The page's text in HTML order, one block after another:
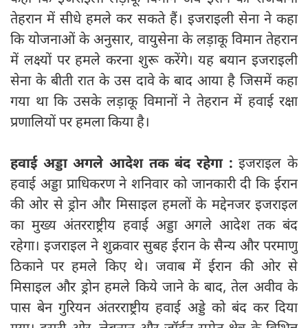
तेहरान में सीधे हमले कर सकते हैं। इजराइली सेना ने कहा
कि योजनाओं के अनुसार, वायुसेना के लड़ाकू विमान तेहरान
में लक्ष्यों पर हमले करना शुरू करेंगे। यह बयान इजराइली
सेना के बीती रात के उस दावे के बाद आया है जिसमें कहा
गया था कि उसके लड़ाकू विमानों ने तेहरान में हवाई रक्षा
प्रणालियों पर हमला किया है।
हवाई अड्डा अगले आदेश तक बंद रहेगा :इजराइल के
हवाई अड्डा प्राधिकरण ने शनिवार को जानकारी दी कि ईरान
की ओर से ड्रोन और मिसाइल हमलों के मद्देनजर इजराइल
का मुख्य अंतरराष्ट्रीय हवाई अड्डा अगले आदेश तक बंद
रहेगा। इजराइल ने शुक्रवार सुबह ईरान के सैन्य और परमाणु
ठिकाने पर हमले किए थे। जवाब में ईरान की ओर से
मिसाइल और ड्रोन हमले किये जाने के बाद, तेल अवीव के
पास बेन गुरियन अंतरराष्ट्रीय हवाई अड्डे को बंद कर दिया